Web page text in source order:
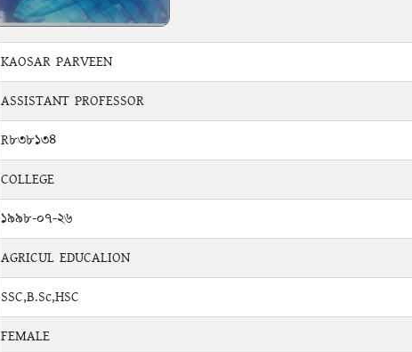
KAOSAR PARVEEN
ASSISTANT PROFESSOR
R৮৩৮১৩৪
COLLEGE
১৯৯৮-০৭-২৬
AGRICUL EDUCALION
SSC,B.Sc,HSC
FEMALE